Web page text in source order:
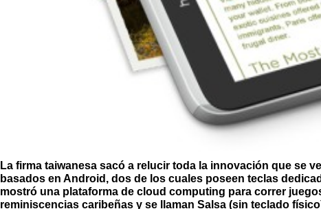
La firma taiwanesa sacó a relucir toda la innovación que se
basados en Android, dos de los cuales poseen teclas
mostró una plataforma de cloud computing para correr
reminiscencias caribeñas y se llaman Salsa (sin teclado